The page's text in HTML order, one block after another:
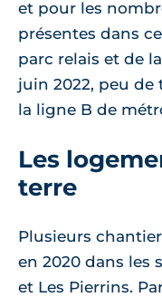
et pour les
présentes dans
parc relais et de
juin 2022, peu de
la ligne B de
Les
terre
Plusieurs
en 2020 dans les
et Les Pierrins.